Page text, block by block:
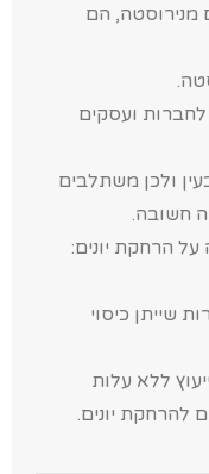
מנירוסטה, הם
לחברות ועסקים
ולכן משתלבים
חשובה.
הרחקת יונים:
שייתן כיסוי
ללא עלות
להרחקת יונים.